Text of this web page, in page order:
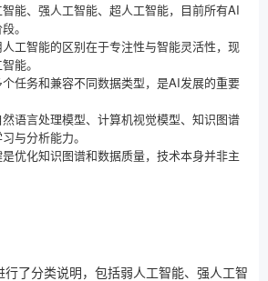
能、强人工智能、超人工智能，目前所有AI
。
工智能的区别在于专注性与智能灵活性，现
能。
任务和兼容不同数据类型，是AI发展的重要
语言处理模型、计算机视觉模型、知识图谱
与分析能力。
优化知识图谱和数据质量，技术本身并非主
行了分类说明，包括弱人工智能、强人工智